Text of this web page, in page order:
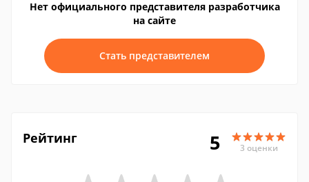
Нет официального представителя разработчика
на сайте
Стать представителем
Рейтинг 5 3 оценки